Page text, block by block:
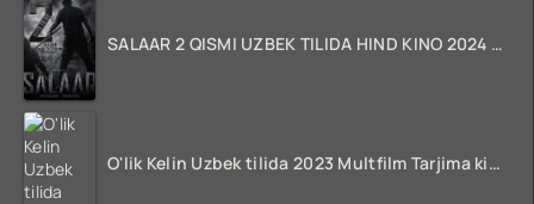
SALAAR 2 QISMI UZBEK TILIDA HIND KINO 2024 TARJIMA 720p HD Skachat
O'lik Kelin Uzbek tilida 2023 Multfilm Tarjima kino skachat